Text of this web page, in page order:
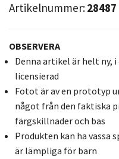
Artikelnummer:28487
OBSERVERA
Denna artikel är helt ny,
licensierad
Fotot är av en prototyp
något från den faktiska
färgskillnader och bas
Produkten kan ha vassa
är lämpliga för barn